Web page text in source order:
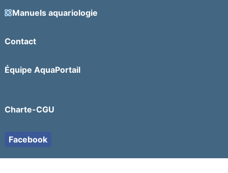
Manuels aquariologie
Contact
Équipe AquaPortail
Charte-CGU
Facebook